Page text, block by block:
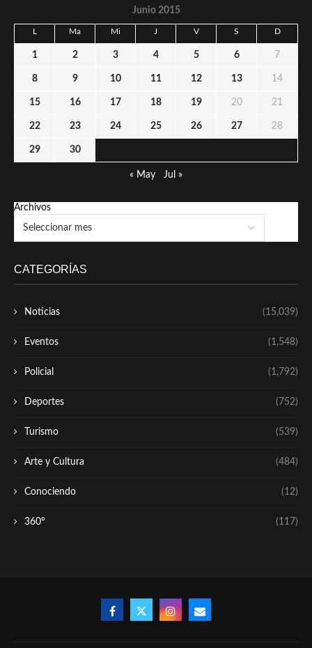
Junio 2015
L Ma Mi J V S D
1 2 3 4 5 6 7
8 9 10 11 12 13 14
15 16 17 18 19 20 21
22 23 24 25 26 27 28
29 30
« May Jul »
Archivos
CATEGORÍAS
Noticias (15,039)
Eventos (1,548)
Policial (1,792)
Deportes (752)
Turismo (539)
Arte y Cultura (484)
Conociendo (12)
360º (117)